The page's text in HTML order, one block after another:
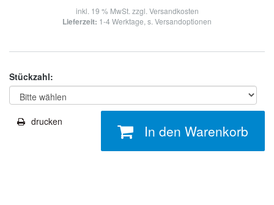
inkl. 19 % MwSt. zzgl. Versandkosten
Lieferzeit: 1-4 Werktage, s. Versandoptionen
Stückzahl:
drucken
In den Warenkorb